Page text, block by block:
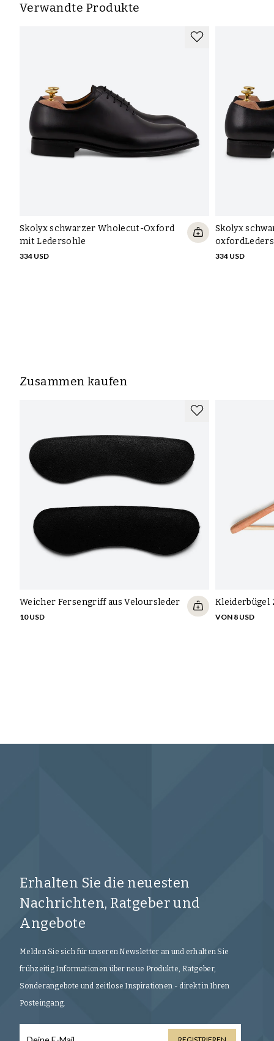
Verwandte Produkte
Skolyx schwarzer Wholecut-Oxford
mit Ledersohle
334 USD
Skolyx
334 USD
Zusammen kaufen
Weicher Fersengriff aus Veloursleder
10 USD
Kleiderbügel
VON 8 USD
Erhalten Sie die neuesten
Nachrichten, Ratgeber und
Angebote
Melden Sie sich für unseren Newsletter an und erhalten Sie
frühzeitig Informationen über neue Produkte, Ratgeber,
Sonderangebote und zeitlose Inspirationen - direkt in Ihren
Posteingang.